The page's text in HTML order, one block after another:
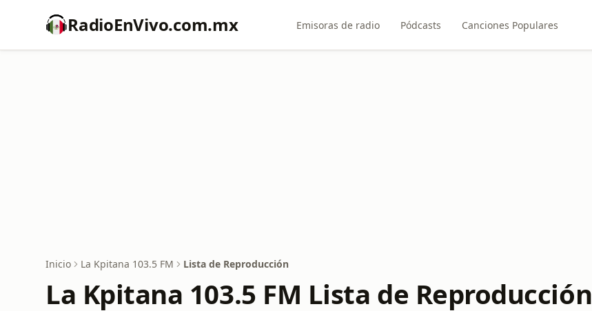
RadioEnVivo.com.mx Emisoras de radio Pódcasts Canciones Populares
Inicio La Kpitana 103.5 FM Lista de Reproducción
La Kpitana 103.5 FM Lista de Reproducción